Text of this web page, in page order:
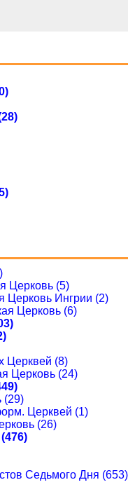
Церковь (5)
Церковь Ингрии (2)
Церковь (6)
Церквей (8)
Церковь (24)
(29)
Церквей (1)
(26)
Седьмого Дня (653)